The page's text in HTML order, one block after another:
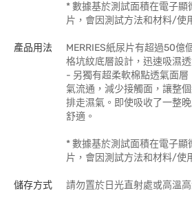
* 數據基於測試面積在電子
片，會因測試方法和材料/使
產品用法
MERRIES紙尿片有超過50億
格坑紋底層設計，迅速吸濕透
- 另獨有超柔軟棉點透氣面
氣流通，減少接觸面，讓整
排走濕氣。即使吸收了一整
舒適。
* 數據基於測試面積在電子
片，會因測試方法和材料/使
儲存方式 請勿置於日光直射處或高溫高